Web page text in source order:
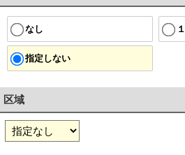
なし
指定しない
区域